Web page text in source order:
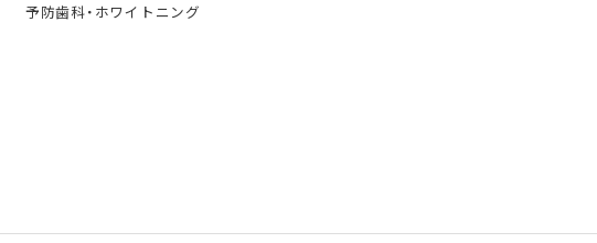
予防歯科・ホワイトニング